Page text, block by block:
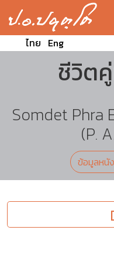
ไทย Eng
ชีวิต
Somdet Phra
(P.
ข้อมูลหนั